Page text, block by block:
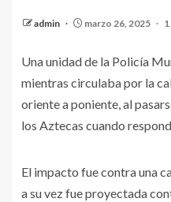
admin marzo 26, 2025
Una unidad de la Policía
mientras circulaba por la
oriente a poniente, al
los Aztecas cuando
El impacto fue contra una
a su vez fue proyectada